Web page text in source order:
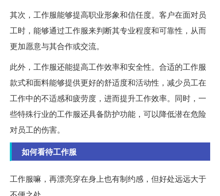
其次，工作服能够提高职业形象和信任度。客户在面对员
工时，能够通过工作服来判断其专业程度和可靠性，从而
更加愿意与其合作或交流。
此外，工作服还能提高工作效率和安全性。合适的工作服
款式和面料能够提供更好的舒适度和活动性，减少员工在
工作中的不适感和疲劳度，进而提升工作效率。同时，一
些特殊行业的工作服还具备防护功能，可以降低潜在危险
对员工的伤害。
如何看待工作服
工作服嘛，再漂亮穿在身上也有制约感，但好处远远大于